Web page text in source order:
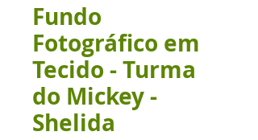
Fundo
Fotográfico em
Tecido - Turma
do Mickey -
Shelida